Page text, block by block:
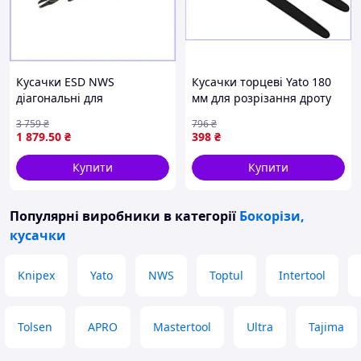
Кусачки ESD NWS
діагональні для
твердістю 54-56 HRC для
точного різання
1 879.50 ₴
3 759₴
Купити
Кусачки торцеві Yato 180
мм для розрізання дроту
та надійні
398 ₴
796₴
Купити
Популярні виробники в категорії Бокорізи,
кусачки
Knipex Yato NWS Toptul Intertool
Tolsen APRO Mastertool Ultra Tajima